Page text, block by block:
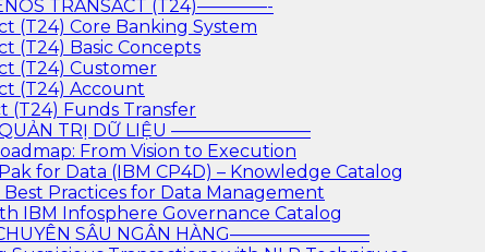
TRANSACT (T24)————-
(T24) Core Banking System
(T24) Basic Concepts
(T24) Customer
(T24) Account
(T24) Funds Transfer
TRỊ DỮ LIỆU ————————
From Vision to Execution
for Data (IBM CP4D) – Knowledge Catalog
Practices for Data Management
IBM Infosphere Governance Catalog
SÂU NGÂN HÀNG————————